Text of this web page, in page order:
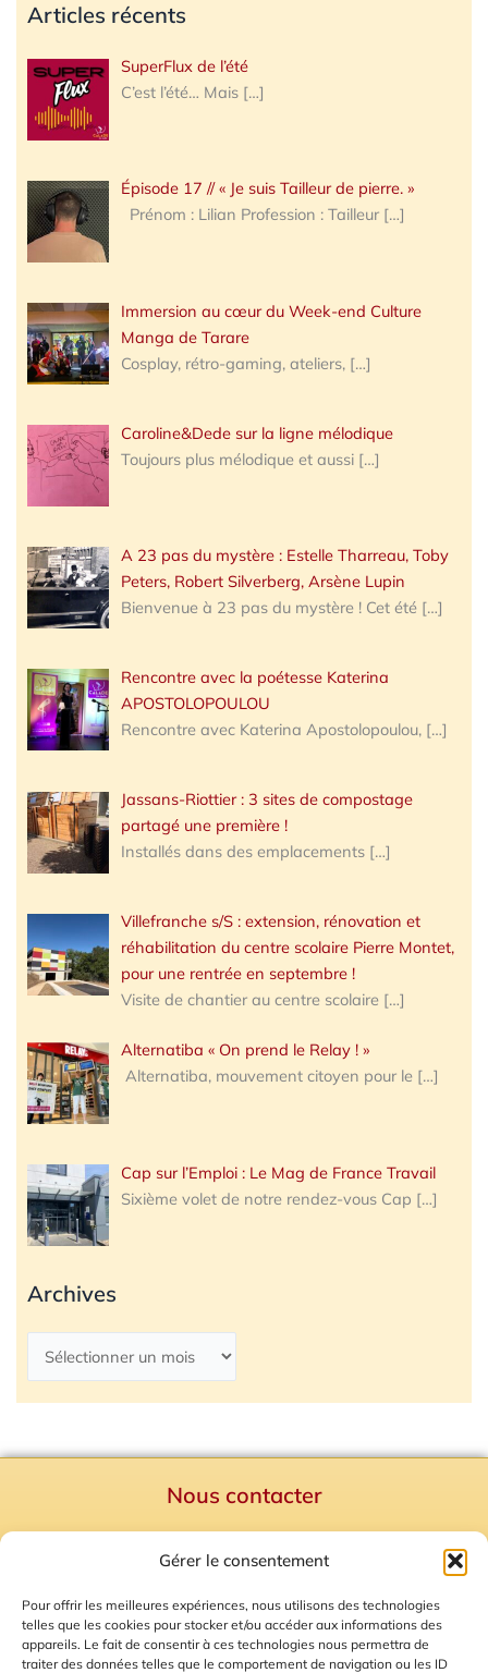
Gérer le consentement
Pour offrir les meilleures expériences, nous utilisons des technologies
telles que les cookies pour stocker et/ou accéder aux informations des
appareils. Le fait de consentir à ces technologies nous permettra de
traiter des données telles que le comportement de navigation ou les ID
Articles récents
SuperFlux de l’été
C’est l’été… Mais […]
Épisode 17 // « Je suis Tailleur de pierre. »
Prénom : Lilian Profession : Tailleur […]
Immersion au cœur du Week-end Culture
Manga de Tarare
Cosplay, rétro-gaming, ateliers, […]
Caroline&Dede sur la ligne mélodique
Toujours plus mélodique et aussi […]
A 23 pas du mystère : Estelle Tharreau, Toby
Peters, Robert Silverberg, Arsène Lupin
Bienvenue à 23 pas du mystère ! Cet été […]
Rencontre avec la poétesse Katerina
APOSTOLOPOULOU
Rencontre avec Katerina Apostolopoulou, […]
Jassans-Riottier : 3 sites de compostage
partagé une première !
Installés dans des emplacements […]
Villefranche s/S : extension, rénovation et
réhabilitation du centre scolaire Pierre Montet,
pour une rentrée en septembre !
Visite de chantier au centre scolaire […]
Alternatiba « On prend le Relay ! »
Alternatiba, mouvement citoyen pour le […]
Cap sur l’Emploi : Le Mag de France Travail
Sixième volet de notre rendez-vous Cap […]
Archives
Nous contacter
Mentions Légales
Plan du site
Gestion des Cookies